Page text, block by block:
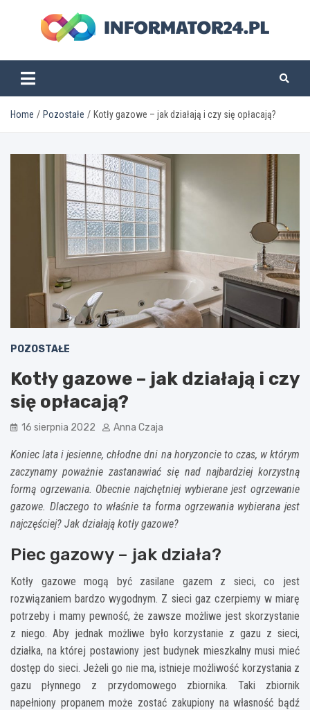
informator24.pl
Home Pozostałe Kotły gazowe – jak działają i czy się opłacają?
POZOSTAŁE
Kotły gazowe – jak działają i czy
się opłacają?
16 sierpnia 2022 Anna Czaja
Koniec lata i jesienne, chłodne dni na horyzoncie to czas, w którym
zaczynamy poważnie zastanawiać się nad najbardziej korzystną
formą ogrzewania. Obecnie najchętniej wybierane jest ogrzewanie
gazowe. Dlaczego to właśnie ta forma ogrzewania wybierana jest
najczęściej? Jak działają kotły gazowe?
Piec gazowy – jak działa?
Kotły gazowe mogą być zasilane gazem z sieci, co jest
rozwiązaniem bardzo wygodnym. Z sieci gaz czerpiemy w miarę
potrzeby i mamy pewność, że zawsze możliwe jest skorzystanie
z niego. Aby jednak możliwe było korzystanie z gazu z sieci,
działka, na której postawiony jest budynek mieszkalny musi mieć
dostęp do sieci. Jeżeli go nie ma, istnieje możliwość korzystania z
gazu płynnego z przydomowego zbiornika. Taki zbiornik
napełniony propanem może zostać zakupiony na własność bądź